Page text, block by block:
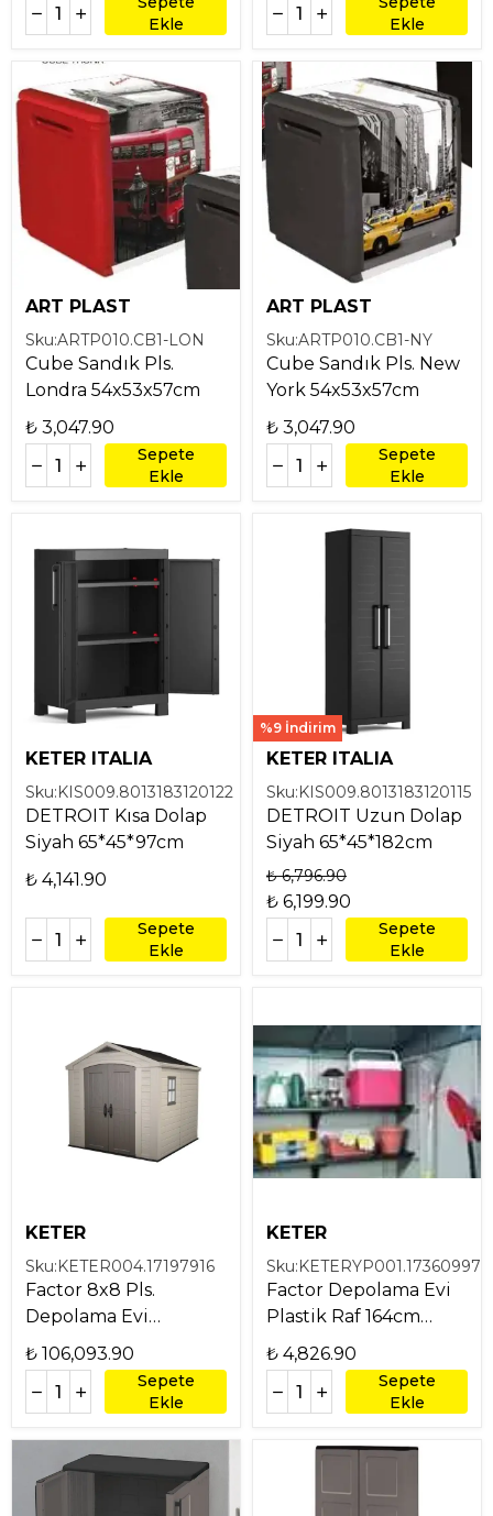
Ekle
Ekle
ART PLAST
Sku:ARTP010.CB1-LON
Cube Sandık Pls.
Londra 54x53x57cm
₺ 3,047.90
Sepete
Ekle
ART PLAST
Sku:ARTP010.CB1-NY
Cube Sandık Pls. New
York 54x53x57cm
₺ 3,047.90
Sepete
Ekle
KETER ITALIA
Sku:KIS009.8013183120122
DETROIT Kısa Dolap
Siyah 65*45*97cm
₺ 4,141.90
Sepete
Ekle
%9 İndirim
KETER ITALIA
Sku:KIS009.8013183120115
DETROIT Uzun Dolap
Siyah 65*45*182cm
₺ 6,796.90
₺ 6,199.90
Sepete
Ekle
KETER
Sku:KETER004.17197916
Factor 8x8 Pls.
Depolama Evi
250*253*245 Kahve
₺ 106,093.90
Sepete
Ekle
KETER
Sku:KETERYP001.17360997
Factor Depolama Evi
Plastik Raf 164cm
Siyah
₺ 4,826.90
Sepete
Ekle